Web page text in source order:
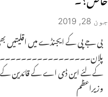
جون 28, 2019
بی جے پی کے ایجنڈے میں اقلیتیں
کے لئے این ڈی اے کے قائدین کے
وزیراعظم